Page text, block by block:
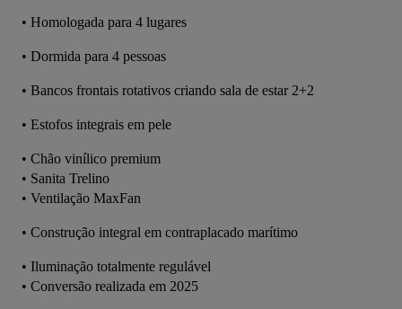
• Homologada para 4 lugares
• Dormida para 4 pessoas
• Bancos frontais rotativos criando sala de estar 2+2
• Estofos integrais em pele
• Chão vinílico premium
• Sanita Trelino
• Ventilação MaxFan
• Construção integral em contraplacado marítimo
• Iluminação totalmente regulável
• Conversão realizada em 2025